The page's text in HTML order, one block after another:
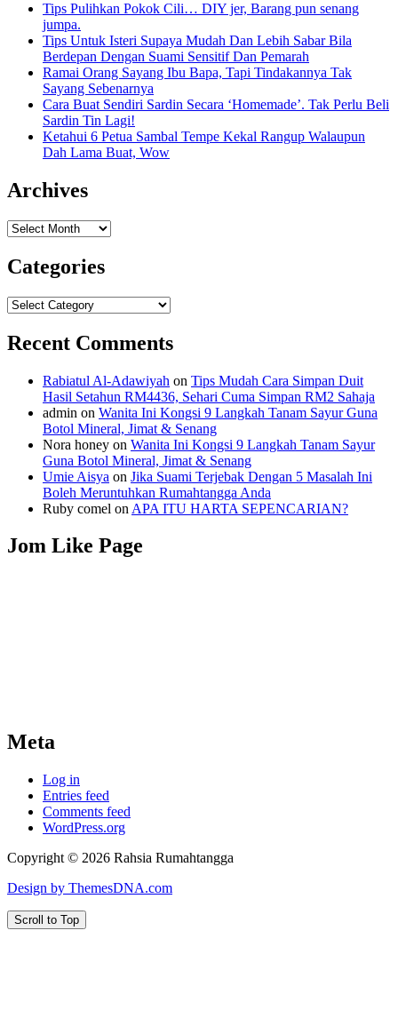
Tips Pulihkan Pokok Cili… DIY jer, Barang pun senang
jumpa.
Tips Untuk Isteri Supaya Mudah Dan Lebih Sabar Bila
Berdepan Dengan Suami Sensitif Dan Pemarah
Ramai Orang Sayang Ibu Bapa, Tapi Tindakannya Tak
Sayang Sebenarnya
Cara Buat Sendiri Sardin Secara ‘Homemade’. Tak Perlu Beli
Sardin Tin Lagi!
Ketahui 6 Petua Sambal Tempe Kekal Rangup Walaupun
Dah Lama Buat, Wow
Archives
Archives
Categories
Categories
Recent Comments
Rabiatul Al-Adawiyah on Tips Mudah Cara Simpan Duit
Hasil Setahun RM4436, Sehari Cuma Simpan RM2 Sahaja
admin on Wanita Ini Kongsi 9 Langkah Tanam Sayur Guna
Botol Mineral, Jimat & Senang
Nora honey on Wanita Ini Kongsi 9 Langkah Tanam Sayur
Guna Botol Mineral, Jimat & Senang
Umie Aisya on Jika Suami Terjebak Dengan 5 Masalah Ini
Boleh Meruntuhkan Rumahtangga Anda
Ruby comel on APA ITU HARTA SEPENCARIAN?
Jom Like Page
Meta
Log in
Entries feed
Comments feed
WordPress.org
Copyright © 2026 Rahsia Rumahtangga
Design by ThemesDNA.com
Scroll to Top